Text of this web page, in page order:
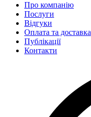
Про компанію
Послуги
Відгуки
Оплата та доставка
Публікації
Контакти